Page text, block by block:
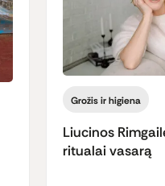
Grožis ir higiena
Liucinos
ritualai vasarą